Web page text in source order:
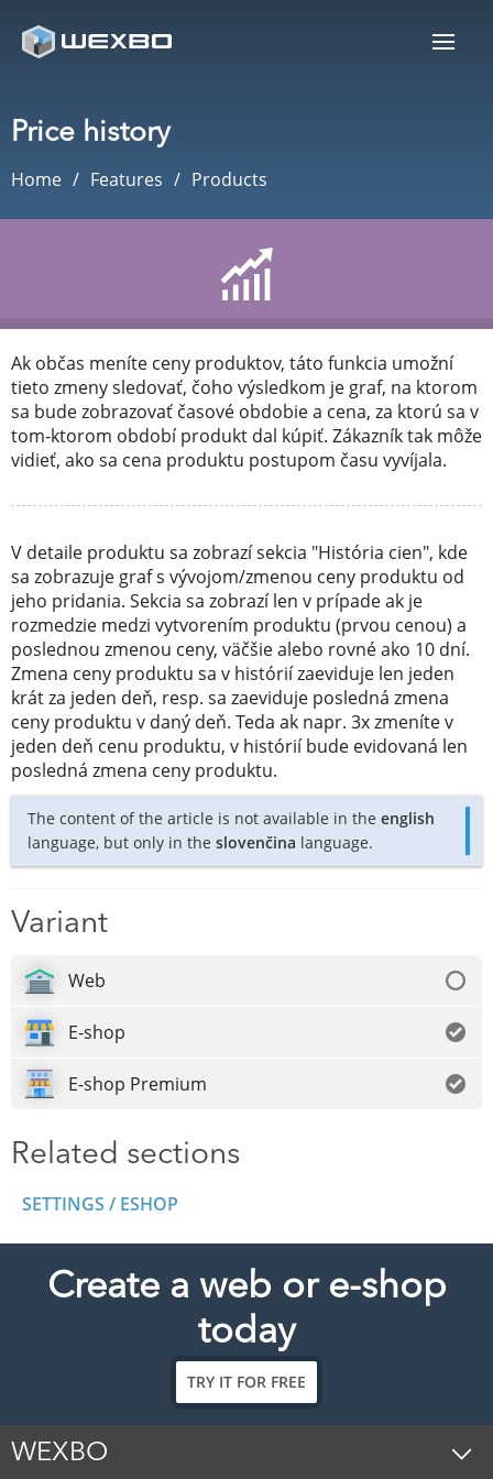
Price history
Home Features Products
Ak občas meníte ceny produktov, táto funkcia umožní
tieto zmeny sledovať, čoho výsledkom je graf, na ktorom
sa bude zobrazovať časové obdobie a cena, za ktorú sa v
tom-ktorom období produkt dal kúpiť. Zákazník tak môže
vidieť, ako sa cena produktu postupom času vyvíjala.
V detaile produktu sa zobrazí sekcia "História cien", kde
sa zobrazuje graf s vývojom/zmenou ceny produktu od
jeho pridania. Sekcia sa zobrazí len v prípade ak je
rozmedzie medzi vytvorením produktu (prvou cenou) a
poslednou zmenou ceny, väčšie alebo rovné ako 10 dní.
Zmena ceny produktu sa v histórií zaeviduje len jeden
krát za jeden deň, resp. sa zaeviduje posledná zmena
ceny produktu v daný deň. Teda ak napr. 3x zmeníte v
jeden deň cenu produktu, v histórií bude evidovaná len
posledná zmena ceny produktu.
The content of the article is not available in the english
language, but only in the slovenčina language.
Variant
Web
E-shop
E-shop Premium
Related sections
SETTINGS / ESHOP
Create a web or e-shop
today
TRY IT FOR FREE
WEXBO